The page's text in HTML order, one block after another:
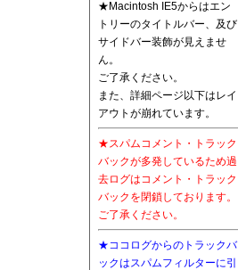
★Macintosh IE5からはエン
トリーのタイトルバー、及び
サイドバー装飾が見えませ
ん。
ご了承ください。
また、詳細ページ以下はレイ
アウトが崩れています。
★スパムコメント・トラック
バックが多発しているため過
去ログはコメント・トラック
バックを閉鎖しております。
ご了承ください。
★ココログからのトラックバ
ックはスパムフィルターに引